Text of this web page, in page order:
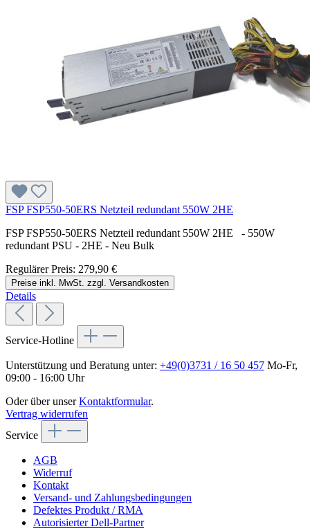
FSP FSP550-50ERS Netzteil redundant 550W 2HE
FSP FSP550-50ERS Netzteil redundant 550W 2HE - 550W
redundant PSU - 2HE - Neu Bulk
Regulärer Preis: 279,90 €
Preise inkl. MwSt. zzgl. Versandkosten
Details
Service-Hotline
Unterstützung und Beratung unter: +49(0)3731 / 16 50 457 Mo-Fr,
09:00 - 16:00 Uhr
Oder über unserKontaktformular.
Vertrag widerrufen
Service
AGB
Widerruf
Kontakt
Versand- und Zahlungsbedingungen
Defektes Produkt / RMA
Autorisierter Dell-Partner